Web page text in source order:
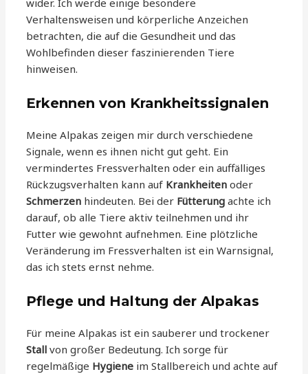
wider. Ich werde einige besondere
Verhaltensweisen und körperliche Anzeichen
betrachten, die auf die Gesundheit und das
Wohlbefinden dieser faszinierenden Tiere
hinweisen.
Erkennen von Krankheitssignalen
Meine Alpakas zeigen mir durch verschiedene
Signale, wenn es ihnen nicht gut geht. Ein
vermindertes Fressverhalten oder ein auffälliges
Rückzugsverhalten kann auf Krankheiten oder
Schmerzen hindeuten. Bei der Fütterung achte ich
darauf, ob alle Tiere aktiv teilnehmen und ihr
Futter wie gewohnt aufnehmen. Eine plötzliche
Veränderung im Fressverhalten ist ein Warnsignal,
das ich stets ernst nehme.
Pflege und Haltung der Alpakas
Für meine Alpakas ist ein sauberer und trockener
Stall von großer Bedeutung. Ich sorge für
regelmäßige Hygiene im Stallbereich und achte auf